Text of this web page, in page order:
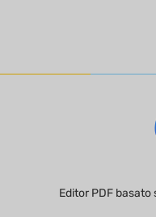
Editor PDF basato